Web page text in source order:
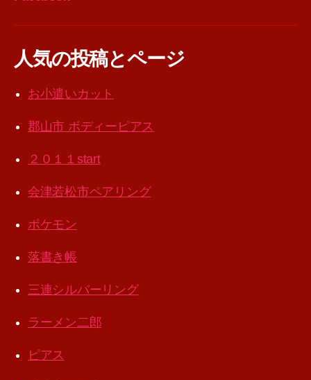
人気の投稿とページ
お小遣いカット
郡山市 ボディーピアス
２０１１start
会津若松市ペアリング
ポケモン
落書き帳
三連シルバーリング
ラーメン二郎
ピアス